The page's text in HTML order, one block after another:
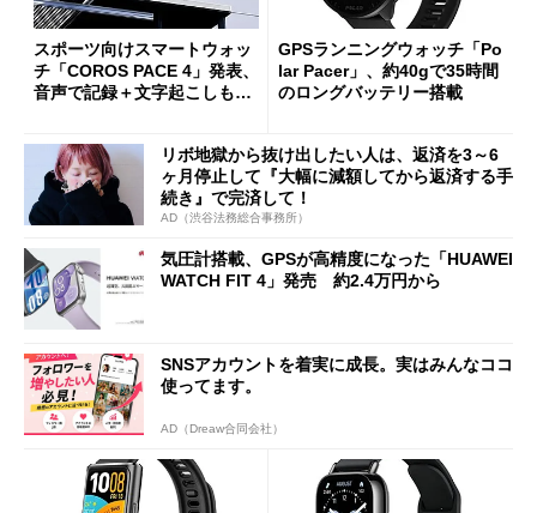
スポーツ向けスマートウォッ
チ「COROS PACE 4」発表、
音声で記録＋文字起こしも
GPSランニングウォッチ「Po
lar Pacer」、約40gで35時間
のロングバッテリー搭載
リボ地獄から抜け出したい人は、返済を3～6
ヶ月停止して『大幅に減額してから返済する手
続き』で完済して！
AD（渋谷法務総合事務所）
気圧計搭載、GPSが高精度になった「HUAWEI
WATCH FIT 4」発売 約2.4万円から
SNSアカウントを着実に成長。実はみんなココ
使ってます。
AD（Dreaw合同会社）